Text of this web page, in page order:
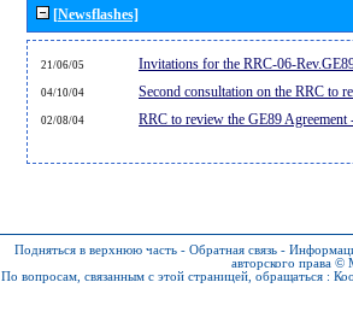
[Newsflashes]
21/06/05 Invitations for the RRC-06-Rev.GE89
04/10/04 Second consultation on the RRC to
02/08/04 RRC to review the GE89 Agreement
Подняться в верхнюю часть - Обратная связь -
авторского права
По вопросам, связанным с этой страницей, обращаться :